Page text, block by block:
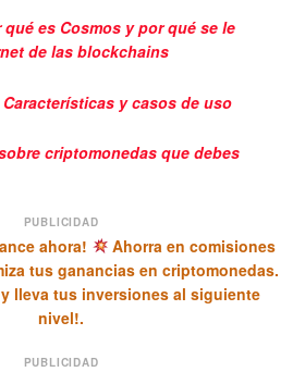
es Cosmos y por qué se le
de las blockchains
y casos de uso
criptomonedas que debes
PUBLICIDAD
ahora!
Ahorra en comisiones
tus ganancias en criptomonedas.
lleva tus inversiones al siguiente
nivel!.
PUBLICIDAD